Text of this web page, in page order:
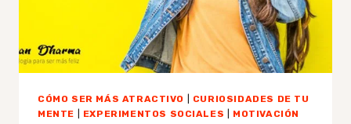
CÓMO SER MÁS ATRACTIVO
CURIOSIDADES DE TU
MENTE
EXPERIMENTOS SOCIALES MOTIVACIÓN